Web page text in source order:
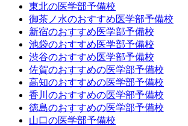
東北の医学部予備校
御茶ノ水のおすすめ医学部予備校
新宿のおすすめ医学部予備校
池袋のおすすめ医学部予備校
渋谷のおすすめ医学部予備校
佐賀のおすすめの医学部予備校
高知のおすすめの医学部予備校
香川のおすすめの医学部予備校
徳島のおすすめの医学部予備校
山口の医学部予備校